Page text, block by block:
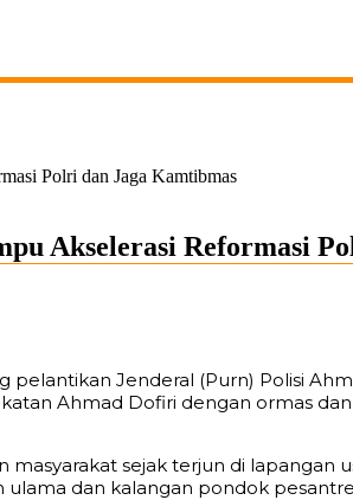
Polri dan Jaga Kamtibmas
Akselerasi Reformasi
Jenderal (Purn) Polisi
Ahmad Dofiri dengan ormas
sejak terjun di
dan kalangan pondok